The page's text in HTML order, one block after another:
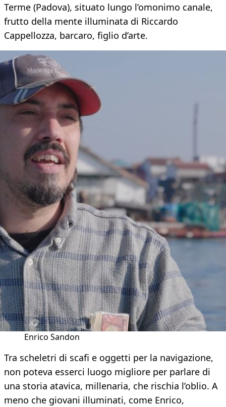
Terme (Padova), situato lungo l’omonimo canale,
frutto della mente illuminata di Riccardo
Cappellozza, barcaro, figlio d’arte.
Enrico Sandon
Tra scheletri di scafi e oggetti per la navigazione,
non poteva esserci luogo migliore per parlare di
una storia atavica, millenaria, che rischia l’oblio. A
meno che giovani illuminati, come Enrico,